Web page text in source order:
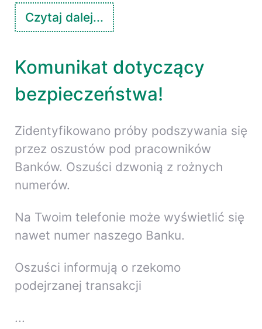
Czytaj dalej...
Komunikat dotyczący
bezpieczeństwa!
Zidentyfikowano próby podszywania się
przez oszustów pod pracowników
Banków. Oszuści dzwonią z rożnych
numerów.
Na Twoim telefonie może wyświetlić się
nawet numer naszego Banku.
Oszuści informują o rzekomo
podejrzanej transakcji
...